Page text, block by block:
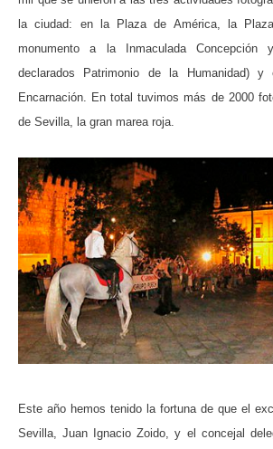
la ciudad: en la Plaza de América, la
monumento a la Inmaculada
declarados Patrimonio de la Humanidad)
Encarnación. En total tuvimos más de 2000
de Sevilla, la gran marea roja.
Este año hemos tenido la fortuna de que el
Sevilla, Juan Ignacio Zoido, y el concejal